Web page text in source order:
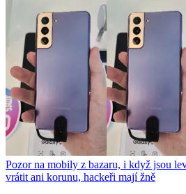
Pozor na mobily z bazaru, i když jsou
vrátit ani korunu, hackeři mají žně